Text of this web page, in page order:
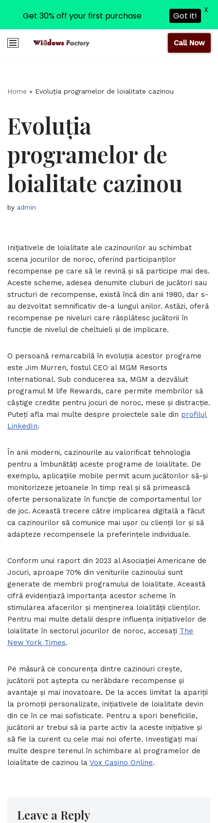
Call Now
Home » Evoluția programelor de loialitate cazinou
Evoluția
programelor de
loialitate cazinou
by admin
Inițiativele de loialitate ale cazinourilor au schimbat
scena jocurilor de noroc, oferind participanților
recompense pe care să le revină și să participe mai des.
Aceste scheme, adesea denumite cluburi de jucători sau
structuri de recompense, există încă din anii 1980, dar s-
au dezvoltat semnificativ de-a lungul anilor. Astăzi, oferă
recompense pe niveluri care răsplătesc jucătorii în
funcție de nivelul de cheltuieli și de implicare.
O persoană remarcabilă în evoluția acestor programe
este Jim Murren, fostul CEO al MGM Resorts
International. Sub conducerea sa, MGM a dezvăluit
programul M life Rewards, care permite membrilor să
câștige credite pentru jocuri de noroc, mese și distracție.
Puteți afla mai multe despre proiectele sale din profilul
LinkedIn.
În anii moderni, cazinourile au valorificat tehnologia
pentru a îmbunătăți aceste programe de loialitate. De
exemplu, aplicațiile mobile permit acum jucătorilor să-și
monitorizeze jetoanele în timp real și să primească
oferte personalizate în funcție de comportamentul lor
de joc. Această trecere către implicarea digitală a făcut
ca cazinourilor să comunice mai ușor cu clienții lor și să
adapteze recompensele la preferințele individuale.
Conform unui raport din 2023 al Asociației Americane de
Jocuri, aproape 70% din veniturile cazinoului sunt
generate de membrii programului de loialitate. Această
cifră evidențiază importanța acestor scheme în
stimularea afacerilor și menținerea loialității clienților.
Pentru mai multe detalii despre influența inițiativelor de
loialitate în sectorul jocurilor de noroc, accesați The
New York Times.
Pe măsură ce concurența dintre cazinouri crește,
jucătorii pot aștepta cu nerăbdare recompense și
avantaje și mai inovatoare. De la acces limitat la apariții
la promoții personalizate, inițiativele de loialitate devin
din ce în ce mai sofisticate. Pentru a spori beneficiile,
jucătorii ar trebui să ia parte activ la aceste inițiative și
să fie la curent cu cele mai noi oferte. Investigați mai
multe despre terenul în schimbare al programelor de
loialitate de cazinou la Vox Casino Online.
Leave a Reply
Get 30% off your first purchase Got it!
X